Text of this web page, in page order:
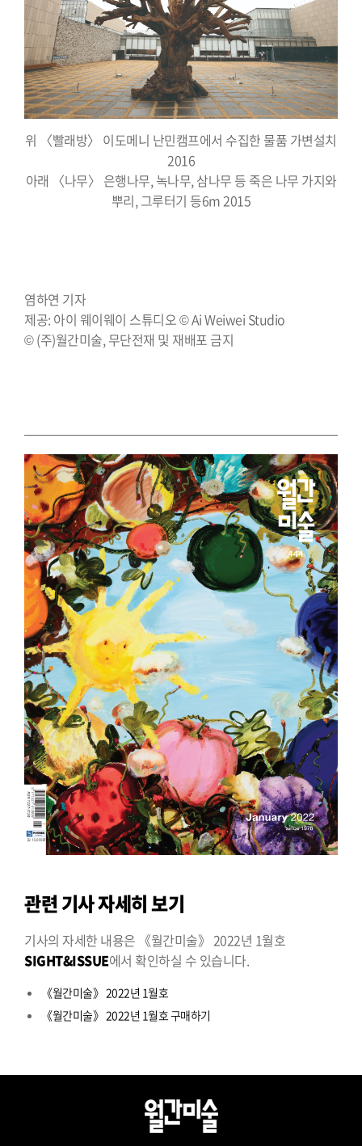
위 〈빨래방〉 이도메니 난민캠프에서 수집한 물품 가변설치
2016
아래 〈나무〉 은행나무, 녹나무, 삼나무 등 죽은 나무 가지와
뿌리, 그루터기 등6m 2015
염하연 기자
제공: 아이 웨이웨이 스튜디오 © Ai Weiwei Studio
© (주)월간미술, 무단전재 및 재배포 금지
관련 기사 자세히 보기
기사의 자세한 내용은 《월간미술》 2022년 1월호
SIGHT&ISSUE에서 확인하실 수 있습니다.
《월간미술》 2022년 1월호
《월간미술》 2022년 1월호 구매하기